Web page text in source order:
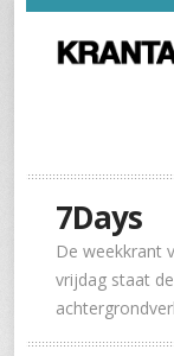
7Days
De weekkrant
vrijdag staat